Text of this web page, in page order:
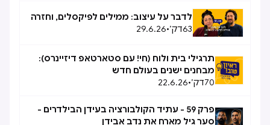
לדבר על עיצוב: ממילים לפיקסלים, וחזרה
63דק׳•
29.6.26
תרגילי בית ולוח (חי! עם סטארטאפ דיזיינרס):
מבחנים ישנים בעולם חדש
70דק׳•
22.6.26
פרק 59 - עתיד הקולבורציה בעידן הבילדרים -
סער גיל מארח את נדב אבידן